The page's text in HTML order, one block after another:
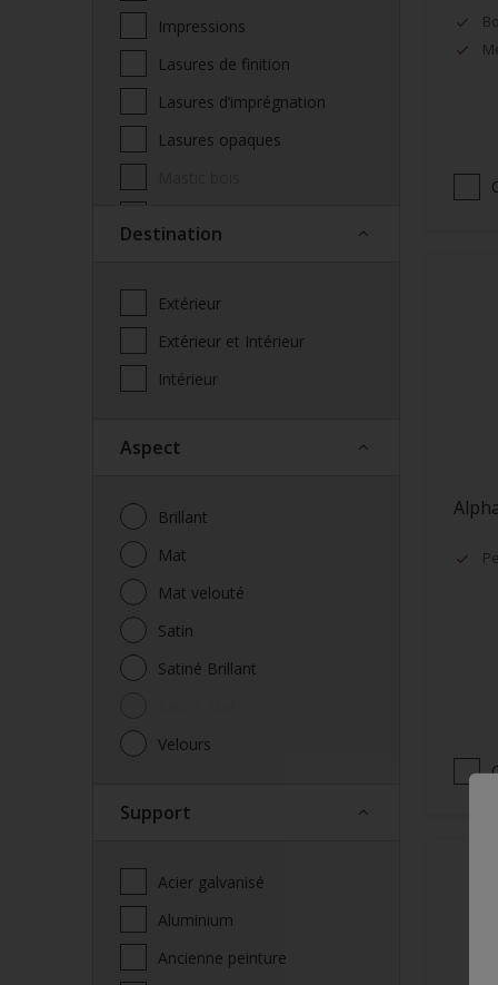
Impressions
Lasures de finition
Lasures d’imprégnation
Lasures opaques
façade
Spécialités
Vernis
Vitrificateur
Destination
Extérieur
Extérieur et Intérieur
Intérieur
Aspect
Brillant
Mat
Mat velouté
Satin
Satiné Brillant
Velours
Support
Acier galvanisé
Aluminium
Ancienne peinture